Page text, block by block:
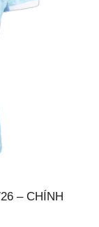
– CHÍNH